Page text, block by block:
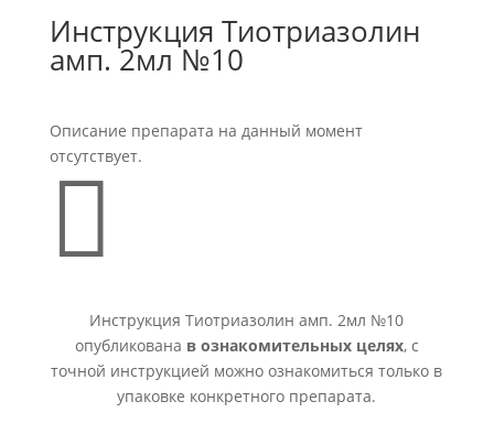
Инструкция Тиотриазолин
амп. 2мл №10
Описание препарата на данный момент
отсутствует.

Инструкция Тиотриазолин амп. 2мл №10
опубликована в ознакомительных целях, с
точной инструкцией можно ознакомиться только в
упаковке конкретного препарата.